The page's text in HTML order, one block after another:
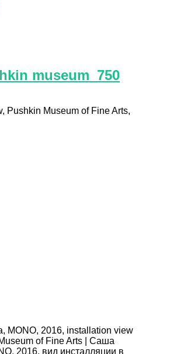
museum_750
Pushkin Museum of Fine Arts,
MONO, 2016, installation view
of Fine Arts | Саша
2016, вид инсталляции в